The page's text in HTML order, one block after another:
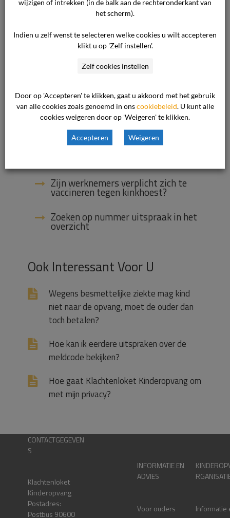
de meldcode bekijken?
Kinderopvang om met mijn privacy?
De kassiersfunctie van het
gastouderbureau, wat houdt dat in?
Is een oudercommissie verplicht?
Als gastouder bij een vraagouder
Zijn werknemers verplicht zich te
vaccineren tegen kinkhoest?
Zoeken op nummer uitspraak in het
overzicht
Ook Interessant Voor U
Wegens besmettelijke ziekte mag kind
niet naar de opvang, moet de ouder dan
toch betalen?
Hoe kan ik eerdere uitspraken over de
meldcode bekijken?
Hoe gaat Klachtenloket Kinderopvang om
met mijn privacy?
CONTACTGEGEVEN
S
Klachtenloket
Kinderopvang
Postadres:
Postbus 90600
INFORMATIE EN
ADVIES
Voor ouders
Informatie
wijzigen of intrekken (in de balk aan de rechteronderkant van
het scherm).
Indien u zelf wenst te selecteren welke cookies u wilt accepteren
klikt u op 'Zelf instellen'.
Zelf cookies instellen
Door op 'Accepteren' te klikken, gaat u akkoord met het gebruik
van alle cookies zoals genoemd in onscookiebeleid. U kunt alle
cookies weigeren door op 'Weigeren' te klikken.
Accepteren Weigeren